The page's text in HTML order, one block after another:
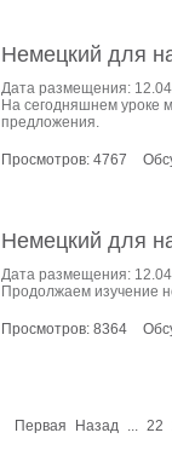
Немецкий для
Дата размещения:
На сегодняшнем уроке
предложения.
Просмотров: 4767
Немецкий для
Дата размещения:
Продолжаем изучение
Просмотров: 8364
Первая Назад ... 22